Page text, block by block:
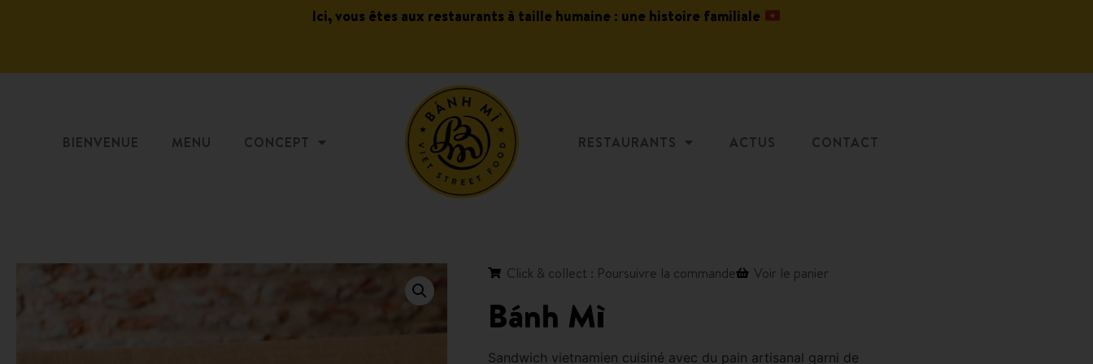
Ici, vous êtes aux restaurants à taille humaine : une histoire familiale
BIENVENUE MENU CONCEPT RESTAURANTS ACTUS CONTACT
Click & collect : Poursuivre la commande Voir le panier
Bánh Mì
Sandwich vietnamien cuisiné avec du pain artisanal garni de